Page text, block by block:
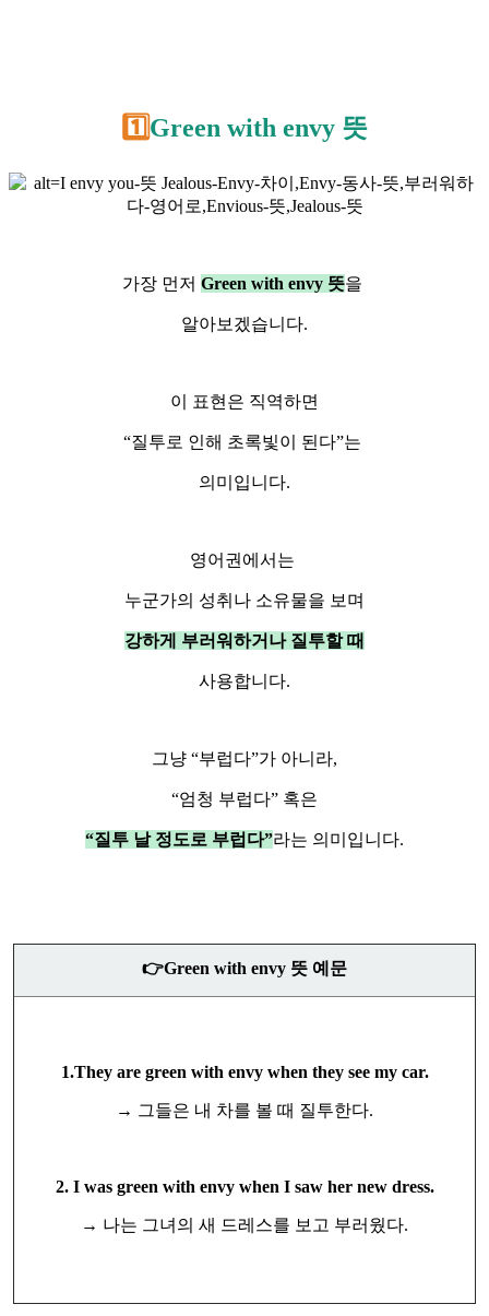
1️⃣Green with envy 뜻
가장 먼저 Green with envy 뜻을
알아보겠습니다.
이 표현은 직역하면
“질투로 인해 초록빛이 된다”는
의미입니다.
영어권에서는
누군가의 성취나 소유물을 보며
강하게 부러워하거나 질투할 때
사용합니다.
그냥 “부럽다”가 아니라,
“엄청 부럽다” 혹은
“질투 날 정도로 부럽다”라는 의미입니다.
👉Green with envy 뜻 예문
1.They are green with envy when they see my car.
→ 그들은 내 차를 볼 때 질투한다.
2. I was green with envy when I saw her new dress.
→ 나는 그녀의 새 드레스를 보고 부러웠다.